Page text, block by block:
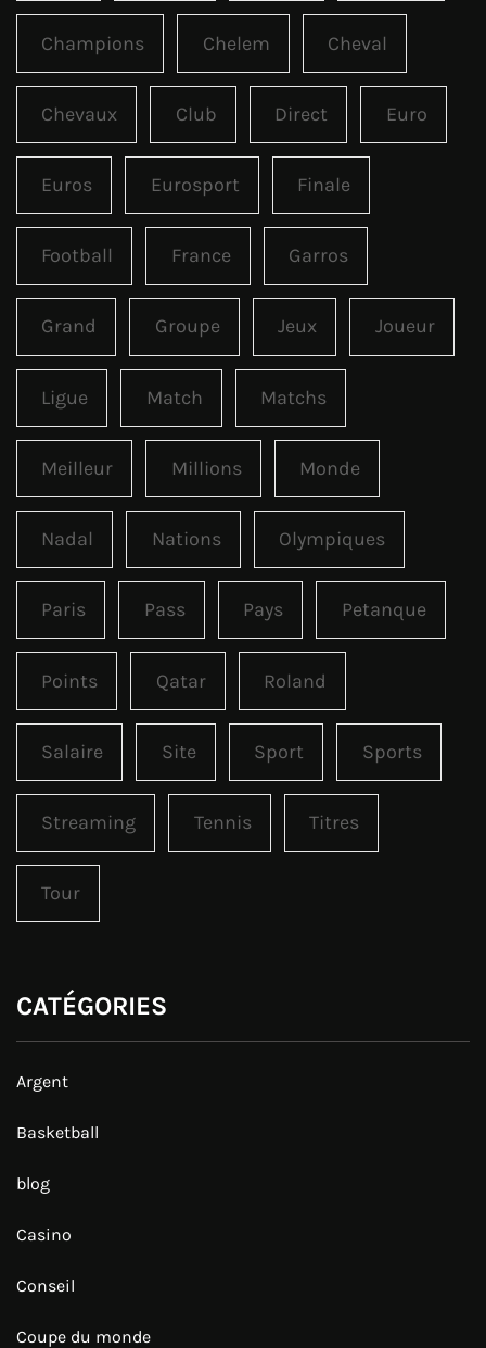
Champions Chelem Cheval
Chevaux Club Direct Euro
Euros Eurosport Finale
Football France Garros
Grand Groupe Jeux Joueur
Ligue Match Matchs
Meilleur Millions Monde
Nadal Nations Olympiques
Paris Pass Pays Petanque
Points Qatar Roland
Salaire Site Sport Sports
Streaming Tennis Titres
Tour
CATÉGORIES
Argent
Basketball
blog
Casino
Conseil
Coupe du monde